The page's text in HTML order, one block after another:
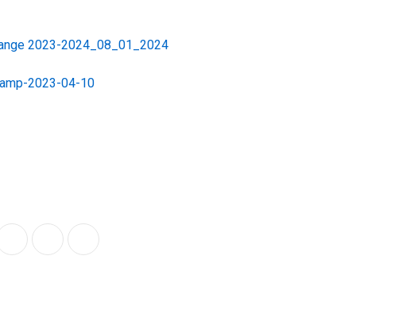
2023-2024_08_01_2024
2023-04-10
WhatsappPrint
Share